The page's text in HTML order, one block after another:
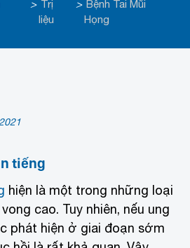
> Trị
liệu
> Bệnh Tai Mũi
Họng
tiếng
hiện là một trong những loại
cao. Tuy nhiên, nếu ung
phát hiện ở giai đoạn sớm